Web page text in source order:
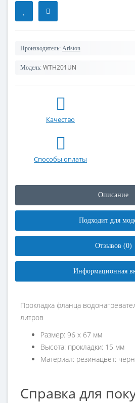
Производитель: Ariston
Модель: WTH201UN
Качество
Способы оплаты
Описание
Подходит для
Отзывов (0)
Информационная
Прокладка фланца
литров
Размер: 96 х 67 мм
Высота: прокладки: 15 мм
Материал: резинацвет:
Справка для